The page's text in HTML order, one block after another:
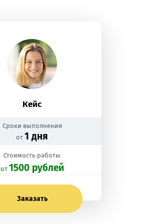
Кейс
Сроки выполнения
от 1 дня
Стоимость работы
oт 1500 рублей
Заказать